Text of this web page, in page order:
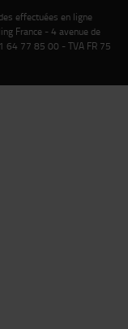
effectuées en ligne
France - 4 avenue de
64 77 85 00 - TVA FR 75